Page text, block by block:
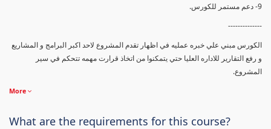
9- دعم مستمر للكورس.
--------------
الكورس مبني علي خبره عمليه في اظهار تقدم المشروع لاحد اكبر البرامج و المشاريع
و رفع التقارير للاداره العليا حتي يتمكنوا من اتخاذ قرارت مهمه تتحكم في سير
المشروع.
More
What are the requirements for this course?